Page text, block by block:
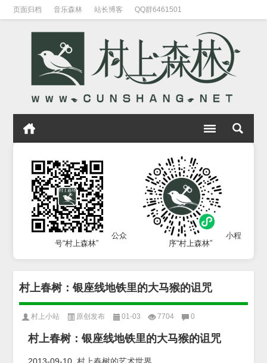
页面归档 音乐森林 站长博客 QQ群6461501
公众
号“村上森林”
小程
序“村上森林”
村上春树：银座线地铁里的大马猴的诅咒
村上小站 原创发布 01-03 7704 0
村上春树：银座线地铁里的大马猴的诅咒
2013-09-10 村上春树的艺术世界